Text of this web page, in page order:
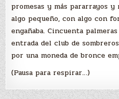
promesas y más pararrayos y
algo pequeño, con algo con
engañaba. Cincuenta
entrada del club de
por una moneda de bronce
(Pausa para respirar…)